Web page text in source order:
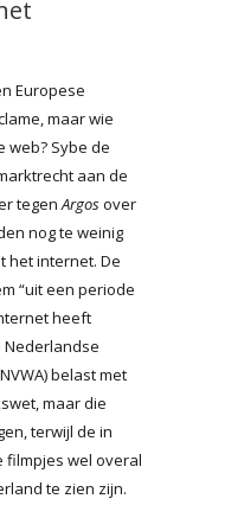
Europese
maar wie
Sybe de
aan de
tegenArgosover
nog te weinig
het internet. De
“uit een periode
heeft
Nederlandse
belast met
maar die
terwijl de in
filmpjes wel overal
te zien zijn.